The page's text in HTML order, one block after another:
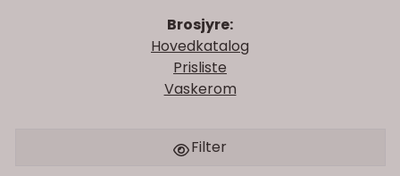
Brosjyre:
Hovedkatalog
Prisliste
Vaskerom
Filter